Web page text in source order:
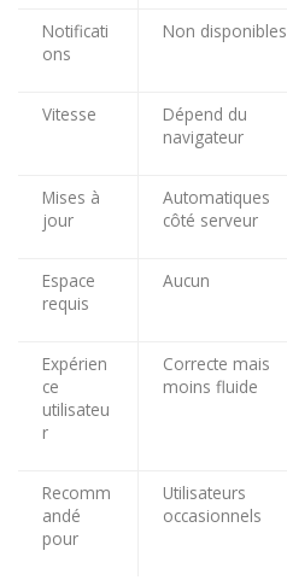
Notificati
ons
Non disponibles
Vitesse
Dépend du
navigateur
Mises à
jour
Automatiques
côté serveur
Espace
requis
Aucun
Expérien
ce
utilisateu
r
Correcte mais
moins fluide
Recomm
andé
pour
Utilisateurs
occasionnels